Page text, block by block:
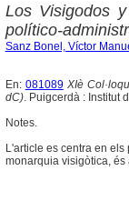
Los Visigodos
político-
Sanz Bonel, Víctor
En: 081089 XIè
dC). Puigcerdà : Institut
Notes.
L'article es centra en
monarquia visigòtica, és